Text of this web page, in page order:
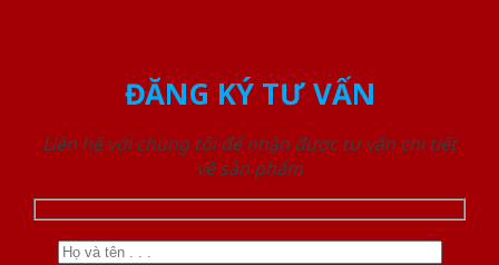
ĐĂNG KÝ TƯ VẤN
Liên hệ với chúng tôi để nhận được tư vấn chi tiết
về sản phẩm